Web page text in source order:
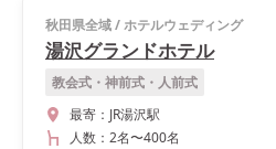
秋田県全域/ホテルウェディング
湯沢グランドホテル
教会式・神前式・人前式
最寄： JR湯沢駅
人数： 2名〜400名